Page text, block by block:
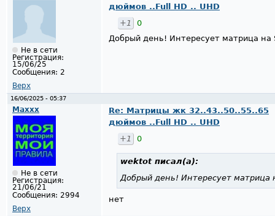
Не в сети
Регистрация:
15/06/25
Сообщения: 2
Верх
дюймов ..Full HD .. UHD
+1
0
Добрый день! Интересует матрица на
16/06/2025 - 05:37
Maxxx
Не в сети
Регистрация:
21/06/21
Сообщения: 2994
Верх
Re: Матрицы жк 32..43..50..55..65
дюймов ..Full HD .. UHD
+1
0
wektotписал(а):
Добрый день! Интересует матрица
нет